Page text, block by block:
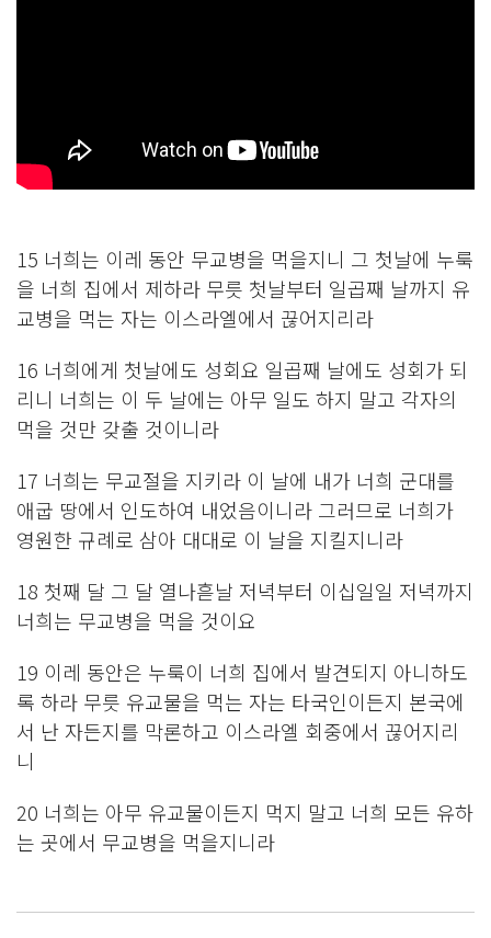
15 너희는 이레 동안 무교병을 먹을지니 그 첫날에 누룩
을 너희 집에서 제하라 무릇 첫날부터 일곱째 날까지 유
교병을 먹는 자는 이스라엘에서 끊어지리라
16 너희에게 첫날에도 성회요 일곱째 날에도 성회가 되
리니 너희는 이 두 날에는 아무 일도 하지 말고 각자의
먹을 것만 갖출 것이니라
17 너희는 무교절을 지키라 이 날에 내가 너희 군대를
애굽 땅에서 인도하여 내었음이니라 그러므로 너희가
영원한 규례로 삼아 대대로 이 날을 지킬지니라
18 첫째 달 그 달 열나흗날 저녁부터 이십일일 저녁까지
너희는 무교병을 먹을 것이요
19 이레 동안은 누룩이 너희 집에서 발견되지 아니하도
록 하라 무릇 유교물을 먹는 자는 타국인이든지 본국에
서 난 자든지를 막론하고 이스라엘 회중에서 끊어지리
니
20 너희는 아무 유교물이든지 먹지 말고 너희 모든 유하
는 곳에서 무교병을 먹을지니라